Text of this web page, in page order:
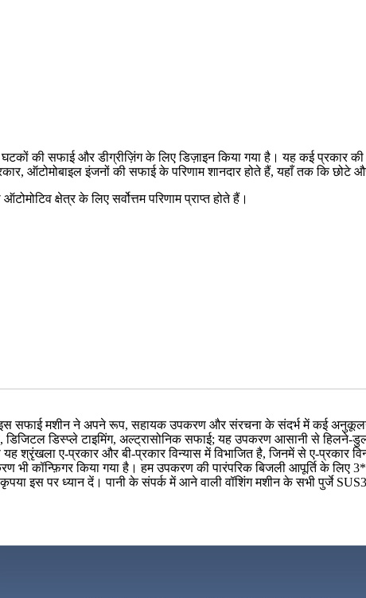
की सफाई और डीग्रीज़िंग के लिए डिज़ाइन किया गया है। यह कई प्रकार
ऑटोमोबाइल इंजनों की सफाई के परिणाम शानदार होते हैं, यहाँ तक कि छोटे
क्षेत्र के लिए सर्वोत्तम परिणाम प्राप्त होते हैं।
इस सफाई मशीन ने अपने रूप, सहायक उपकरण और संरचना के संदर्भ में कई
डिजिटल डिस्प्ले टाइमिंग, अल्ट्रासोनिक सफाई; यह उपकरण आसानी से
श्रृंखला ए-प्रकार और बी-प्रकार विन्यास में विभाजित है, जिनमें से ए-
भी कॉन्फ़िगर किया गया है। हम उपकरण की पारंपरिक बिजली आपूर्ति के
पर ध्यान दें। पानी के संपर्क में आने वाली वॉशिंग मशीन के सभी पुर्जे